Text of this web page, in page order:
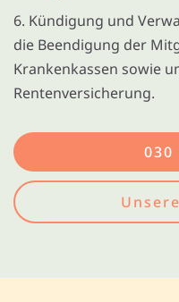
6. Kündigung und
die Beendigung der
Krankenkassen sowie
Rentenversicherung.
030